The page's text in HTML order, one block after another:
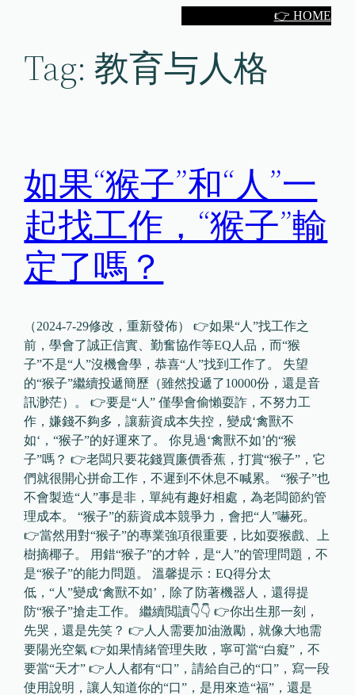
👉 HOME
Tag:教育与人格
如果“猴子”和“人”一
起找工作，“猴子”輸
定了嗎？
（2024-7-29修改，重新發佈） 👉如果“人”找工作之
前，學會了誠正信實、勤奮協作等EQ人品，而“猴
子”不是“人”沒機會學，恭喜“人”找到工作了。 失望
的“猴子”繼續投遞簡歷（雖然投遞了10000份，還是音
訊渺茫）。 👉要是“人” 僅學會偷懶耍詐，不努力工
作，嫌錢不夠多，讓薪資成本失控，變成‘禽獸不
如‘，“猴子”的好運來了。 你見過‘禽獸不如’的“猴
子”嗎？ 👉老闆只要花錢買廉價香蕉，打賞“猴子”，它
們就很開心拼命工作，不遲到不休息不喊累。 “猴子”也
不會製造“人”事是非，單純有趣好相處，為老闆節約管
理成本。 “猴子”的薪資成本競爭力，會把“人”嚇死。
👉當然用對“猴子”的專業強項很重要，比如耍猴戲、上
樹摘椰子。 用錯“猴子”的才幹，是“人”的管理問題，不
是“猴子”的能力問題。 溫馨提示：EQ得分太
低，“人”變成‘禽獸不如’，除了防著機器人，還得提
防“猴子”搶走工作。 繼續閲讀👇👇 👉你出生那一刻，
先哭，還是先笑？ 👉人人需要加油激勵，就像大地需
要陽光空氣 👉如果情緒管理失敗，寧可當“白癡”，不
要當“天才” 👉人人都有“口”，請給自己的“口”，寫一段
使用說明，讓人知道你的“口”，是用來造“福”，還是